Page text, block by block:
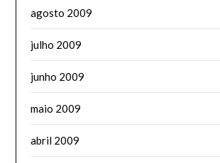
agosto 2009
julho 2009
junho 2009
maio 2009
abril 2009